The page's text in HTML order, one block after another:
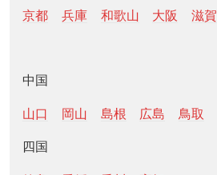
京都 兵庫 和歌山 大阪 滋賀
中国
山口 岡山 島根 広島 鳥取
四国